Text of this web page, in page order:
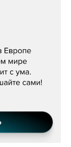
сердце